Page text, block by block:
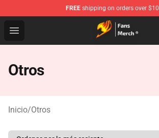
FREE shipping on orders over
Open menu
Fairy Tail Store - Official Fairy Tail
Otros
Inicio/Otros